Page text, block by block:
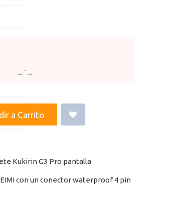
a Carrito
Kukirin G3 Pro pantalla
con un conector waterproof 4 pin